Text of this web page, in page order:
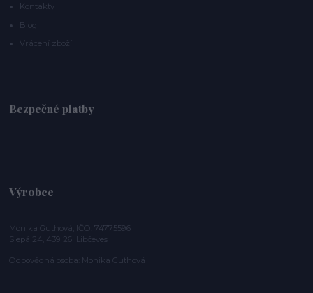
Kontakty
Blog
Vrácení zboží
Bezpečné platby
Výrobce
Monika Guthová, IČO: 74775596
Slepá 24, 439 26 Libčeves
Odpovědná osoba: Monika Guthová